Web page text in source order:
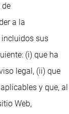
de
a la
incluidos sus
(i) que ha
legal, (ii) que
y que, al
Web,